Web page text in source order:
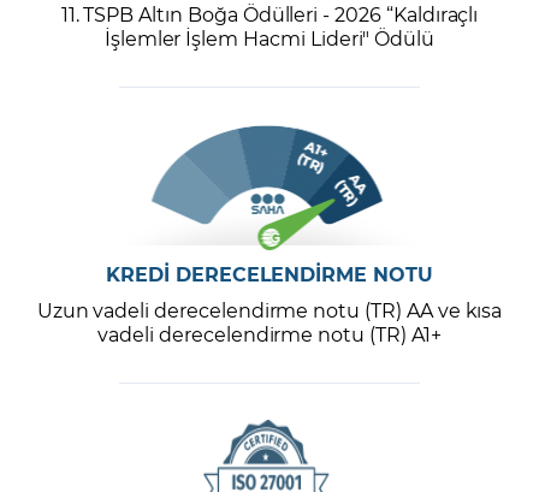
11. TSPB Altın Boğa Ödülleri - 2026 “Kaldıraçlı
İşlemler İşlem Hacmi Lideri" Ödülü
KREDİ DERECELENDİRME NOTU
Uzun vadeli derecelendirme notu (TR) AA ve kısa
vadeli derecelendirme notu (TR) A1+